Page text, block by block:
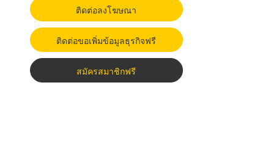
ติดต่อลงโฆษณา
ติดต่อขอเพิ่มข้อมูลธุรกิจฟรี
สมัครสมาชิกฟรี